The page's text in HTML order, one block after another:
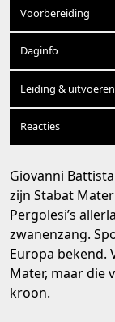
Voorbereiding
Daginfo
Leiding &
Reacties
Giovanni
zijn Stabat
Pergolesi’s
zwanenzang.
Europa bekend.
Mater, maar die
kroon.